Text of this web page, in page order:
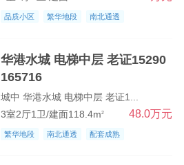
品质小区 繁华地段 南北通透
华港水城 电梯中层 老证15290
165716
城中 华港水城 电梯中层 老证1...
3室2厅1卫/建面118.4m2 48.0万元
繁华地段 南北通透 配套成熟